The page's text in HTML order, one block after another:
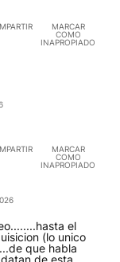
MARCAR
COMO
INAPROPIADO
MARCAR
COMO
INAPROPIADO
el
(lo unico
que habla
de esta